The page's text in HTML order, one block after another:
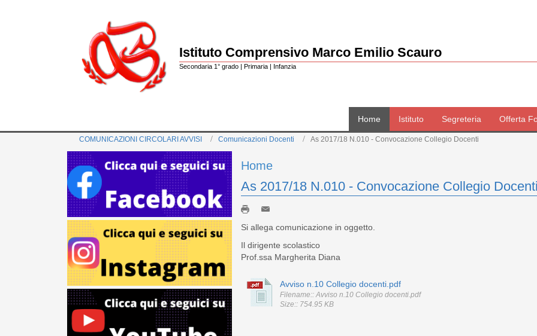
Istituto Comprensivo Marco Emilio Scauro
Secondaria 1° grado | Primaria | Infanzia
Home Istituto Segreteria Offerta
COMUNICAZIONI CIRCOLARI AVVISI Comunicazioni Docenti As 2017/18 N.010 - Convocazione Collegio Docenti
Home
As 2017/18 N.010 - Convocazione Collegio
Si allega comunicazione in oggetto.
Il dirigente scolastico
Prof.ssa Margherita Diana
Avviso n.10 Collegio docenti.pdf
Filename:: Avviso n.10 Collegio docenti.pdf
Size:: 754.95 KB